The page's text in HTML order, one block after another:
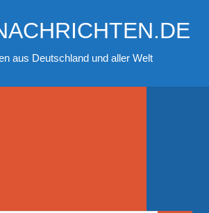
aus Deutschland und aller Welt